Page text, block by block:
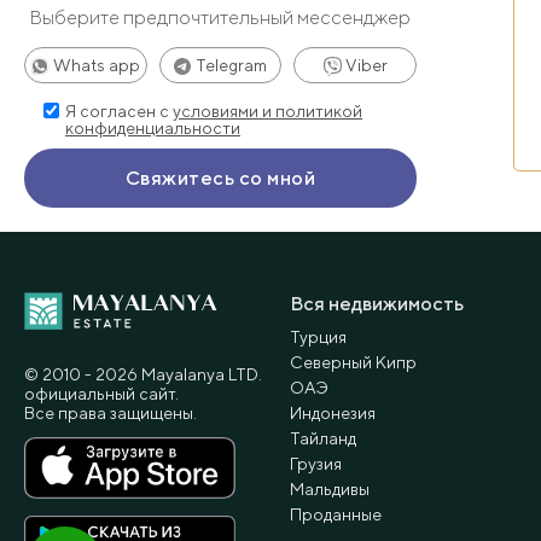
— Большая площадь
— Комплекс премиум класса
Если у Вас есть вопросы, мы с удовольствием ответим на
Выберите предпочтительный мессенджер
Whats app Telegram Viber
Я согласен с условиями и политикой
конфиденциальности
Вся недвижимость
Турция
Северный Кипр
ОАЭ
Индонезия
Тайланд
Грузия
Мальдивы
Проданные
© 2010 - 2026 Мayalanya LTD.
официальный сайт.
Все права защищены.